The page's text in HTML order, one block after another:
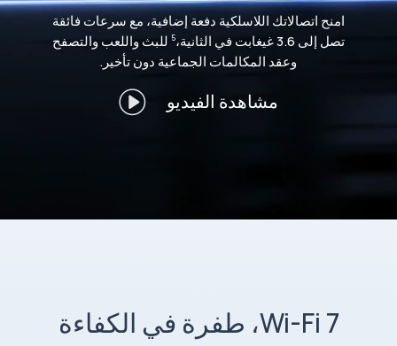
امنح اتصالاتك اللاسلكية دفعة إضافية، مع سرعات فائقة
تصل إلى 3.6 غيغابت في الثانية،
5 للبث واللعب والتصفح
وعقد المكالمات الجماعية دون تأخير.
مشاهدة الفيديو